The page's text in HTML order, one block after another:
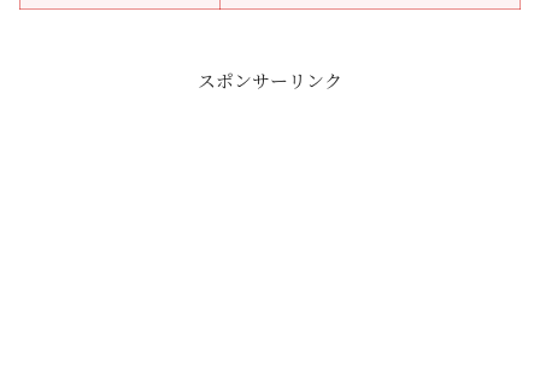
スポンサーリンク